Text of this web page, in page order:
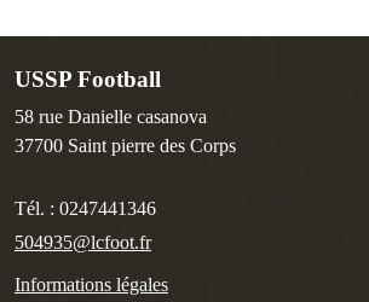
USSP Football
58 rue Danielle casanova
37700 Saint pierre des Corps
Tél. : 0247441346
504935@lcfoot.fr
Informations légales